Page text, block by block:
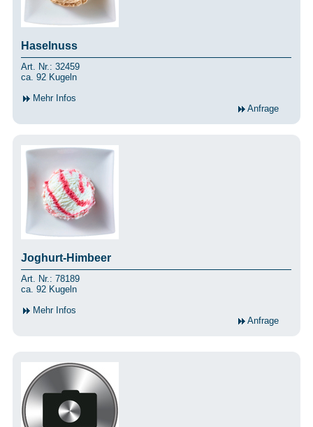
Haselnuss
Art. Nr.: 32459
ca. 92 Kugeln
Mehr Infos
Anfrage
Joghurt-Himbeer
Art. Nr.: 78189
ca. 92 Kugeln
Mehr Infos
Anfrage